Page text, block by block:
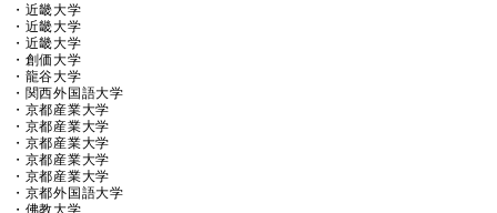
・近畿大学
・近畿大学
・近畿大学
・創価大学
・龍谷大学
・関西外国語大学
・京都産業大学
・京都産業大学
・京都産業大学
・京都産業大学
・京都産業大学
・京都外国語大学
・佛教大学